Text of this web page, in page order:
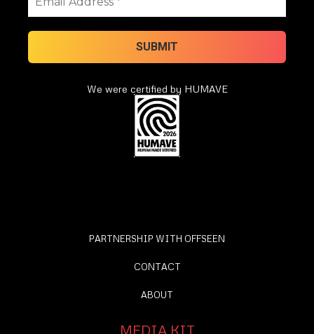
We were certified by HUMAVE
PARTNERSHIP WITH OFFSEEN
CONTACT
ABOUT
MEDIA KIT